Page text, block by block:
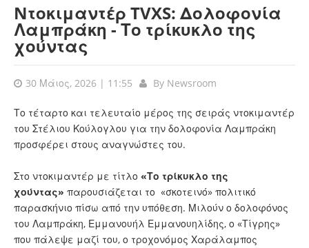
Nτοκιμαντέρ TVXS: Δολοφονία
Λαμπράκη - Το τρίκυκλο της
χούντας
30 Μάιος, 2026 | 11:55 By Newsroom
Το τέταρτο και τελευταίο μέρος της σειράς ντοκιμαντέρ
του Στέλιου Κούλογλου για την δολοφονία Λαμπράκη
προσφέρει στους αναγνώστες του.
Στο ντοκιμαντέρ με τίτλο «Το τρίκυκλο της
χούντας» παρουσιάζεται το «σκοτεινό» πολιτικό
παρασκήνιο πίσω από την υπόθεση. Μιλούν ο δολοφόνος
του Λαμπράκη, Εμμανουήλ Εμμανουηλίδης, ο «Τίγρης»
που πάλεψε μαζί του, ο τροχονόμος Χαράλαμπος